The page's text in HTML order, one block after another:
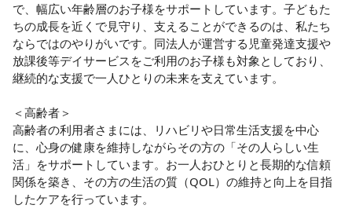
◆◆想いに共感してチャレンジするあなたを心よりお待ちし
ています！◆◆
カジュアル面談や見学も可能です！まずは私たちの考えや雰
囲気を知っていただき、どのように働きたいのか、どのよう
い！
で、幅広い年齢層のお子様をサポートしています。子どもた
ちの成長を近くで見守り、支えることができるのは、私たち
ならではのやりがいです。同法人が運営する児童発達支援や
放課後等デイサービスをご利用のお子様も対象としており、
継続的な支援で一人ひとりの未来を支えています。
＜高齢者＞
高齢者の利用者さまには、リハビリや日常生活支援を中心
に、心身の健康を維持しながらその方の「その人らしい生
活」をサポートしています。お一人おひとりと長期的な信頼
関係を築き、その方の生活の質（QOL）の維持と向上を目指
したケアを行っています。